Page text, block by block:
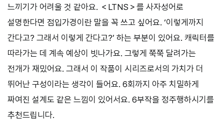
느끼기가 어려울 것 같아요. ＜LTNS＞를 사자성어로
설명한다면 점입가경이란 말을 꼭 쓰고 싶어요. ‘이렇게까지
간다고? 그래서 이렇게 간다고?’ 하는 부분이 있어요. 캐릭터를
따라가는 데 계속 예상이 빗나가요. 그렇게 쭉쭉 달려가는
전개가 재밌어요. 그래서 이 작품이 시리즈로서의 가치가 더
뛰어난 구성이라는 생각이 들어요. 6회까지 아주 치밀하게
짜여진 설계도 같은 느낌이 있어서요. 6부작을 정주행하시기를
추천드립니다.